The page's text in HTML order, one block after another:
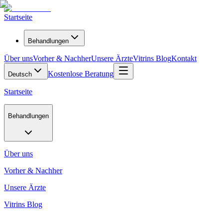
Startseite
Behandlungen
Über unsVorher & NachherUnsere ÄrzteVitrins BlogKontakt
Deutsch Kostenlose Beratung
Startseite
Behandlungen
Über uns
Vorher & Nachher
Unsere Ärzte
Vitrins Blog